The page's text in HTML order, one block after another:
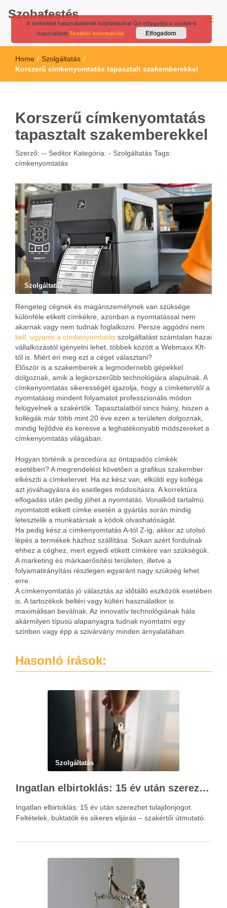
Szobafestés
Home / Szolgáltatás /
Korszerű címkenyomtatás tapasztalt szakemberekkel
Korszerű címkenyomtatás
tapasztalt szakemberekkel
Szerző: -- Seditor Kategória: - Szolgáltatás Tags:
címkenyomtatás
Szolgáltatás
Rengeteg cégnek és magánszemélynek van szüksége
különféle etikett címkékre, azonban a nyomtatással nem
akarnak vagy nem tudnak foglalkozni. Persze aggódni nem
kell, ugyanis a címkenyomtatás szolgáltatást számtalan hazai
vállalkozástól igényelni lehet, többek között a Webmaxx Kft-
től is. Miért éri meg ezt a céget választani?
Először is a szakemberek a legmodernebb gépekkel
dolgoznak, amik a legkorszerűbb technológiára alapulnak. A
címkenyomtatás sikerességét igazolja, hogy a címketervtől a
nyomtatásig mindent folyamatot professzionális módon
felügyelnek a szakértők. Tapasztalatból sincs hiány, hiszen a
kollégák már több mint 20 éve ezen a területen dolgoznak,
mindig fejlődve és keresve a leghatékonyabb módszereket a
címkenyomtatás világában.
Hogyan történik a procedúra az öntapadós címkék
esetében? A megrendelést követően a grafikus szakember
elkészíti a címketervet. Ha ez kész van, elküldi egy kolléga
azt jóváhagyásra és esetleges módosításra. A korrektúra
elfogadás után pedig jöhet a nyomtatás. Vonalkód tartalmú
nyomtatott etikett címke esetén a gyártás során mindig
letesztelik a munkatársak a kódok olvashatóságát.
Ha pedig kész a címkenyomtatás A-tól Z-ig, akkor az utolsó
lépés a termékek házhoz szállítása. Sokan azért fordulnak
ehhez a céghez, mert egyedi etikett címkére van szükségük.
A marketing és márkaerősítési területen, illetve a
folyamatirányítási részlegen egyaránt nagy szükség lehet
erre.
A címkenyomtatás jó választás az időtálló eszközök esetében
is. A tartozékok beltéri vagy kültéri használatkor is
maximálisan beválnak. Az innovatív technológiának hála
akármilyen típusú alapanyagra tudnak nyomtatni egy
színben vagy épp a szivárvány minden árnyalatában.
Hasonló írások:
Szolgáltatás
Ingatlan elbirtoklás: 15 év után szerezhet tulajdonjogot – szakértői útmutató
Ingatlan elbirtoklás: 15 év után szerezhet tulajdonjogot.
Feltételek, buktatók és sikeres eljárás – szakértői útmutató.
A weboldal használatának folytatásával Ön elfogadja a cookie-k
használatát További információk Elfogadom